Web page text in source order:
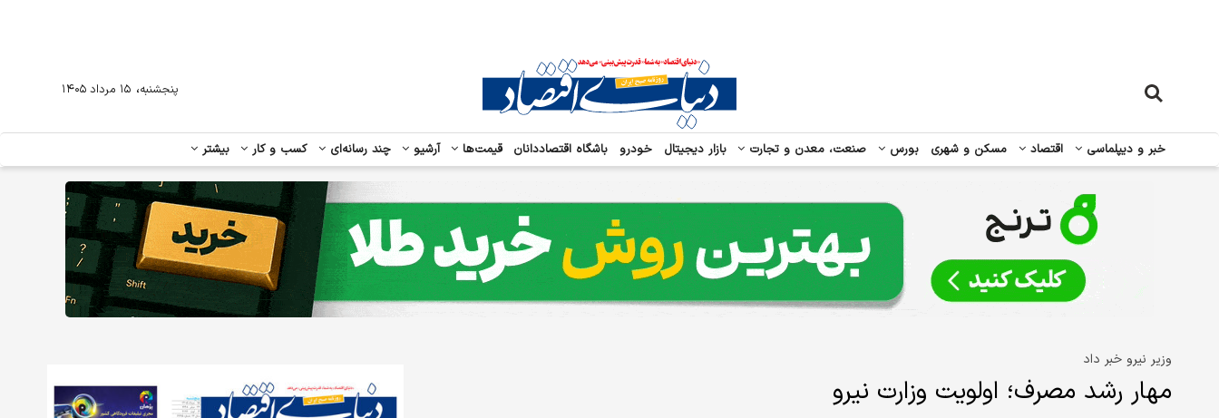
خبر و دیپلماسی اقتصاد مسکن و شهری بورس صنعت، معدن و تجارت بازار دیجیتال خودرو باشگاه اقتصاددانان قیمت‌ها آرشیو چند رسانه‌ای کسب و کار بیشتر
پنجشنبه، ۱۵ مرداد ۱۴۰۵
وزیر نیرو خبر داد
مهار رشد مصرف؛ اولویت وزارت نیرو